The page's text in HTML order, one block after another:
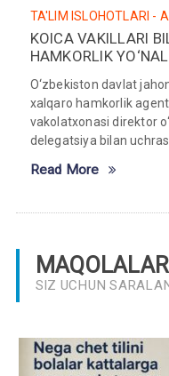
TA'LIM ISLOHOTLARI -
KOICA VAKILLARI
HAMKORLIK
O‘zbekiston davlat
xalqaro hamkorlik
vakolatxonasi direktor
delegatsiya bilan
Read More
MAQOLALAR
SIZ UCHUN